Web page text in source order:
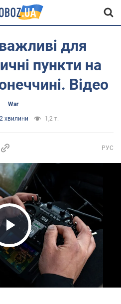
для
пункти на
Відео
War
2 хвилини 1,2 т.
РУС
Video